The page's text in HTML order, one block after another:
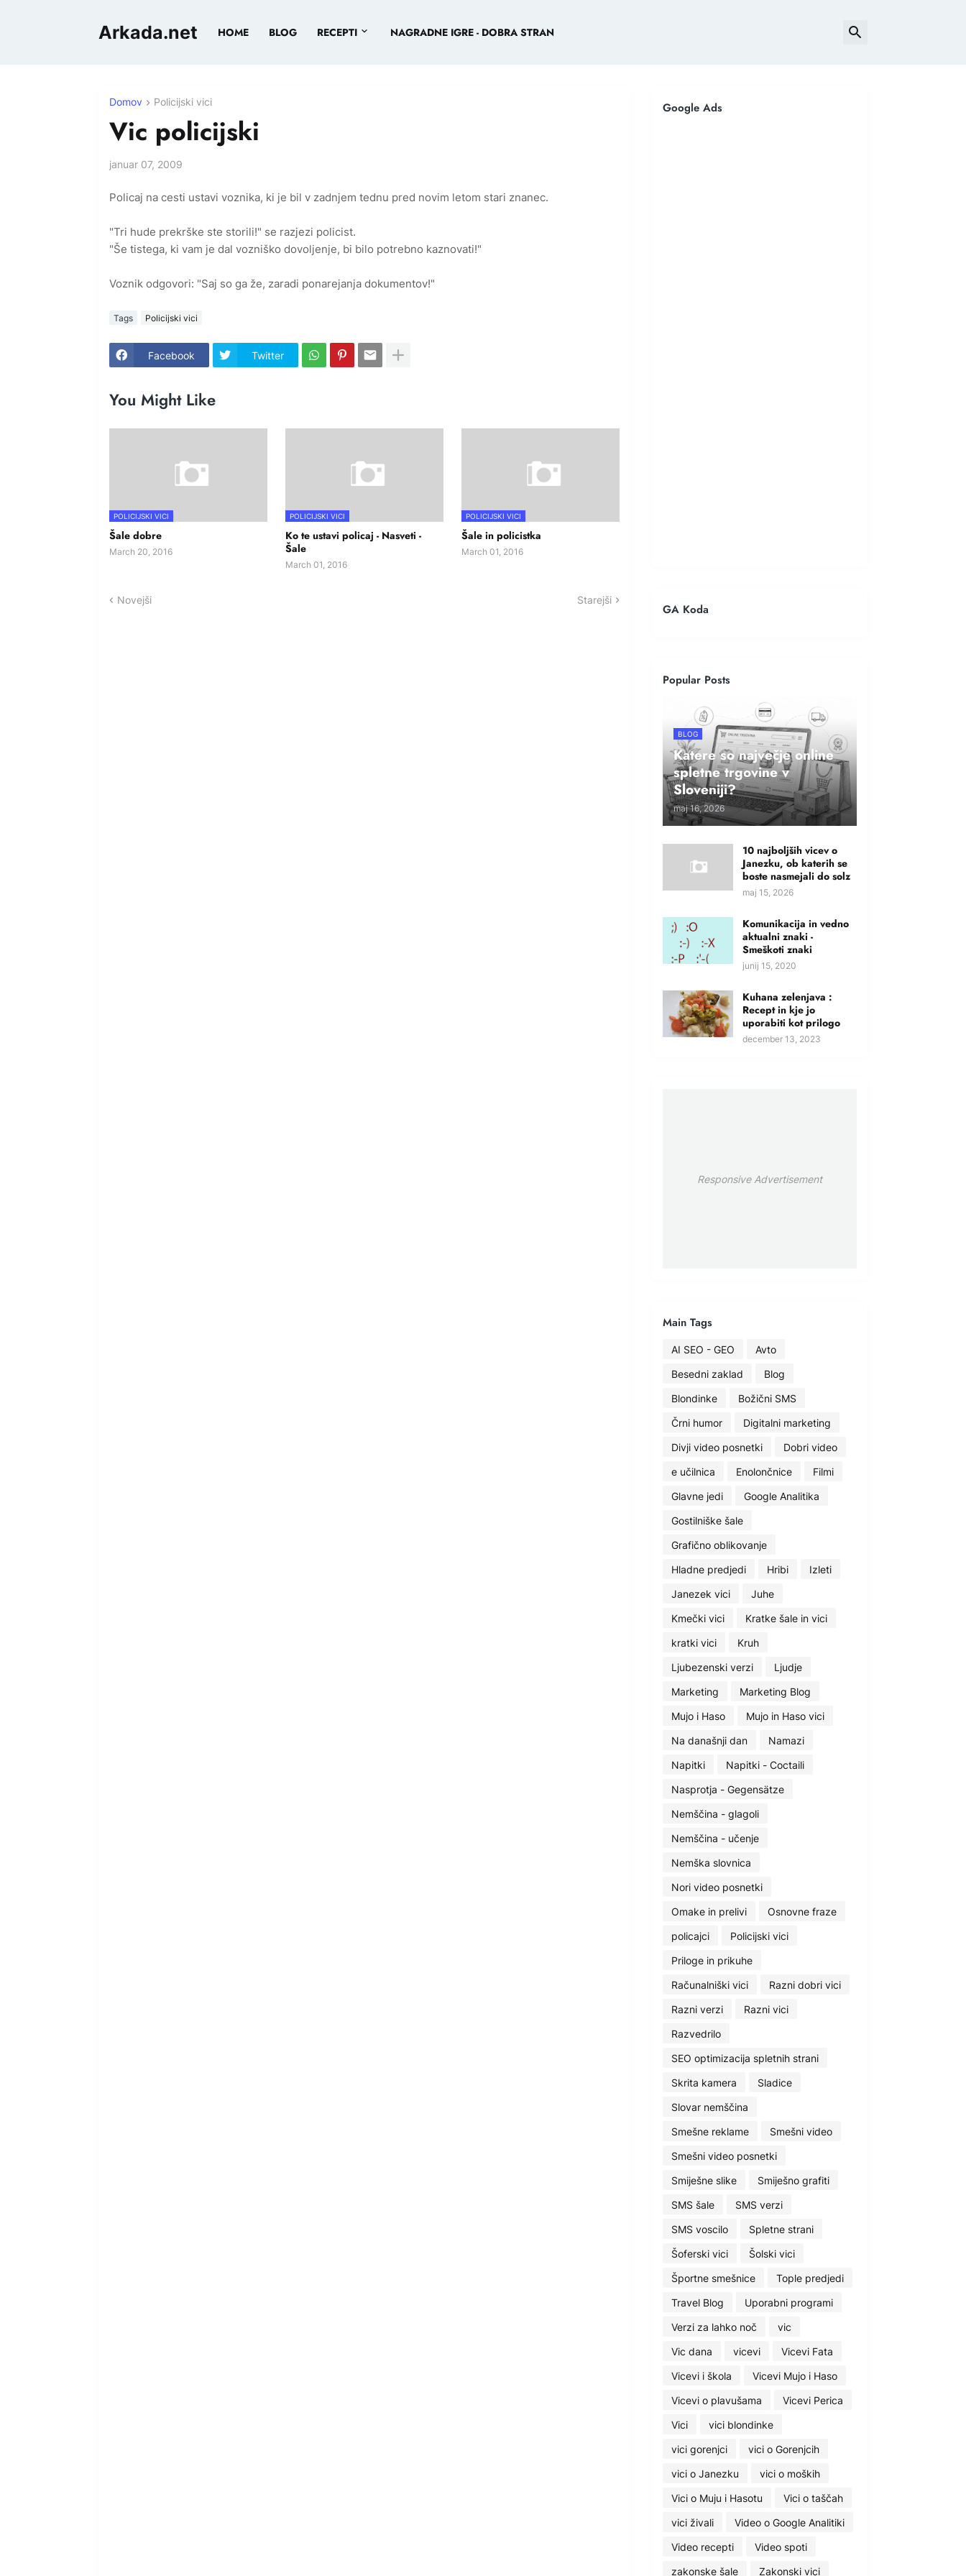
Arkada.net HOME BLOG RECEPTI NAGRADNE IGRE - DOBRA STRAN
Domov Policijski vici
Vic policijski
januar 07, 2009
Policaj na cesti ustavi voznika, ki je bil v zadnjem tednu pred novim letom stari znanec.
"Tri hude prekrške ste storili!" se razjezi policist.
"Še tistega, ki vam je dal vozniško dovoljenje, bi bilo potrebno kaznovati!"
Voznik odgovori: "Saj so ga že, zaradi ponarejanja dokumentov!"
Tags Policijski vici
Facebook Twitter
You Might Like
POLICIJSKI VICI
Šale dobre
March 20, 2016
POLICIJSKI VICI
Ko te ustavi policaj - Nasveti -
Šale
March 01, 2016
POLICIJSKI VICI
Šale in policistka
March 01, 2016
Novejši Starejši
Google Ads
GA Koda
Popular Posts
BLOG
Katere so največje online
spletne trgovine v
Sloveniji?
maj 16, 2026
10 najboljših vicev o
Janezku, ob katerih se
boste nasmejali do solz
maj 15, 2026
Komunikacija in vedno
aktualni znaki -
Smeškoti znaki
junij 15, 2020
Kuhana zelenjava :
Recept in kje jo
uporabiti kot prilogo
december 13, 2023
Responsive Advertisement
Main Tags
AI SEO - GEO
Avto
Besedni zaklad
Blog
Blondinke
Božični SMS
Črni humor
Digitalni marketing
Divji video posnetki
Dobri video
e učilnica
Enolončnice
Filmi
Glavne jedi
Google Analitika
Gostilniške šale
Grafično oblikovanje
Hladne predjedi
Hribi
Izleti
Janezek vici
Juhe
Kmečki vici
Kratke šale in vici
kratki vici
Kruh
Ljubezenski verzi
Ljudje
Marketing
Marketing Blog
Mujo i Haso
Mujo in Haso vici
Na današnji dan
Namazi
Napitki
Napitki - Coctaili
Nasprotja - Gegensätze
Nemščina - glagoli
Nemščina - učenje
Nemška slovnica
Nori video posnetki
Omake in prelivi
Osnovne fraze
policajci
Policijski vici
Priloge in prikuhe
Računalniški vici
Razni dobri vici
Razni verzi
Razni vici
Razvedrilo
SEO optimizacija spletnih strani
Skrita kamera
Sladice
Slovar nemščina
Smešne reklame
Smešni video
Smešni video posnetki
Smiješne slike
Smiješno grafiti
SMS šale
SMS verzi
SMS voscilo
Spletne strani
Šoferski vici
Šolski vici
Športne smešnice
Tople predjedi
Travel Blog
Uporabni programi
Verzi za lahko noč
vic
Vic dana
vicevi
Vicevi Fata
Vicevi i škola
Vicevi Mujo i Haso
Vicevi o plavušama
Vicevi Perica
Vici
vici blondinke
vici gorenjci
vici o Gorenjcih
vici o Janezku
vici o moških
Vici o Muju i Hasotu
Vici o taščah
vici živali
Video o Google Analitiki
Video recepti
Video spoti
zakonske šale
Zakonski vici